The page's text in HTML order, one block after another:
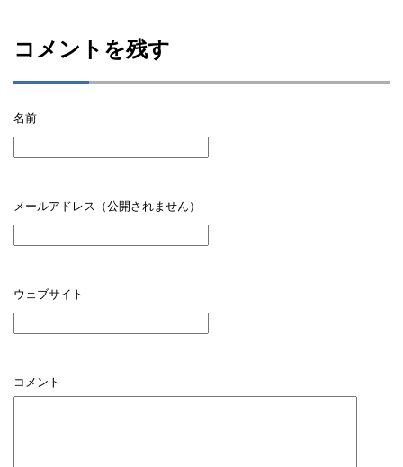
コメントを残す
名前
メールアドレス（公開されません）
ウェブサイト
コメント